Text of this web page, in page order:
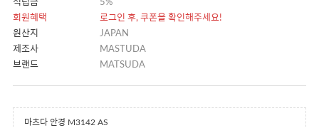
적립금
5%
회원혜택
로그인 후, 쿠폰을 확인해주세요!
원산지
JAPAN
제조사
MASTUDA
브랜드
MATSUDA
마츠다 안경 M3142 AS